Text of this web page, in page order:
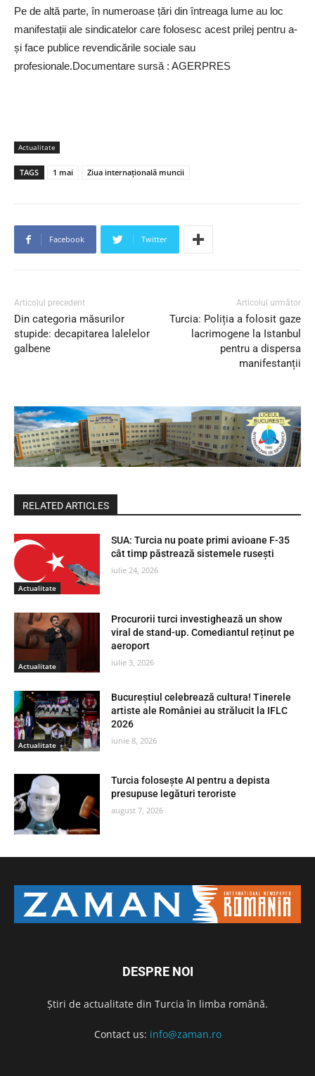
Pe de altă parte, în numeroase țări din întreaga lume au loc
manifestații ale sindicatelor care folosesc acest prilej pentru a-
și face publice revendicările sociale sau
profesionale.Documentare sursă : AGERPRES
Actualitate
TAGS 1 mai Ziua internațională muncii
Facebook Twitter
Articolul precedent
Din categoria măsurilor
stupide: decapitarea lalelelor
galbene
Articolul următor
Turcia: Poliția a folosit gaze
lacrimogene la Istanbul
pentru a dispersa
manifestanții
RELATED ARTICLES
Actualitate
SUA: Turcia nu poate primi avioane F-35
cât timp păstrează sistemele rusești
iulie 24, 2026
Actualitate
Procurorii turci investighează un show
viral de stand-up. Comediantul reținut pe
aeroport
iulie 3, 2026
Actualitate
Bucureștiul celebrează cultura! Tinerele
artiste ale României au strălucit la IFLC
2026
iunie 8, 2026
Turcia folosește AI pentru a depista
presupuse legături teroriste
august 7, 2026
DESPRE NOI
Știri de actualitate din Turcia în limba română.
Contact us: info@zaman.ro